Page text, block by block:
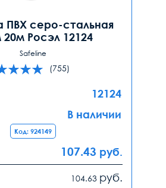
ПВХ серо-стальная
Росэл 12124
Safeline
(755)
12124
В наличии
Код: 924149
107.43 руб.
104.63 руб.